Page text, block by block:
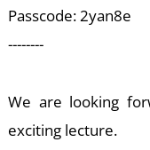
Passcode: 2yan8e
--------
We are looking
exciting lecture.